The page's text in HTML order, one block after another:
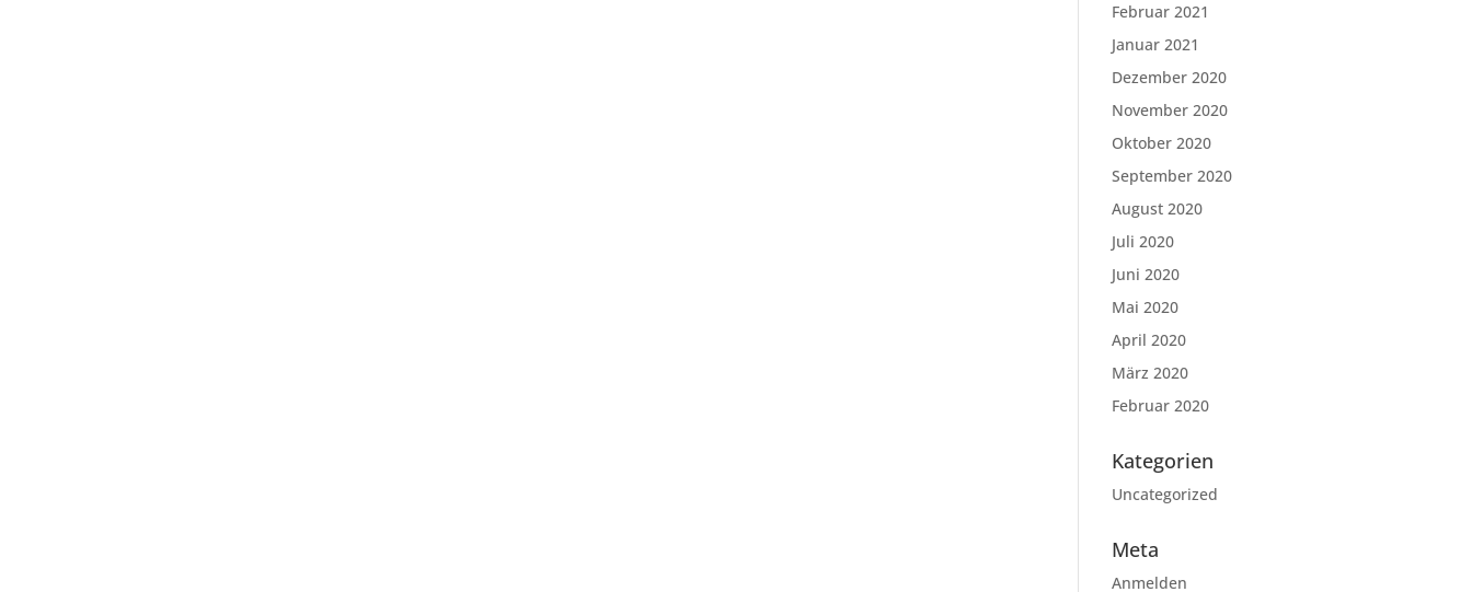
Februar 2021
Januar 2021
Dezember 2020
November 2020
Oktober 2020
September 2020
August 2020
Juli 2020
Juni 2020
Mai 2020
April 2020
März 2020
Februar 2020
Kategorien
Uncategorized
Meta
Anmelden